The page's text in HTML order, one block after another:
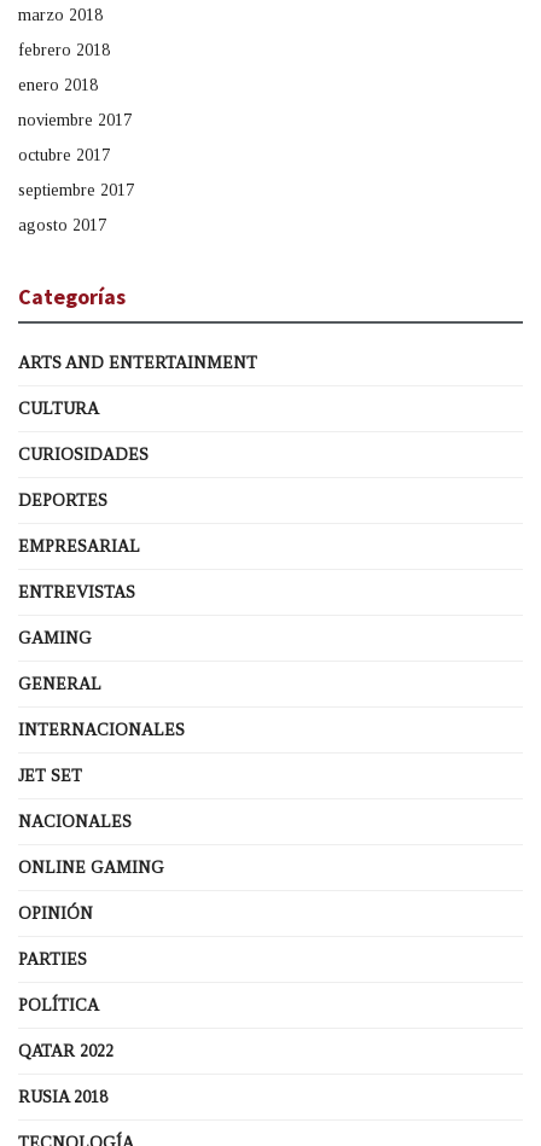
marzo 2018
febrero 2018
enero 2018
noviembre 2017
octubre 2017
septiembre 2017
agosto 2017
Categorías
ARTS AND ENTERTAINMENT
CULTURA
CURIOSIDADES
DEPORTES
EMPRESARIAL
ENTREVISTAS
GAMING
GENERAL
INTERNACIONALES
JET SET
NACIONALES
ONLINE GAMING
OPINIÓN
PARTIES
POLÍTICA
QATAR 2022
RUSIA 2018